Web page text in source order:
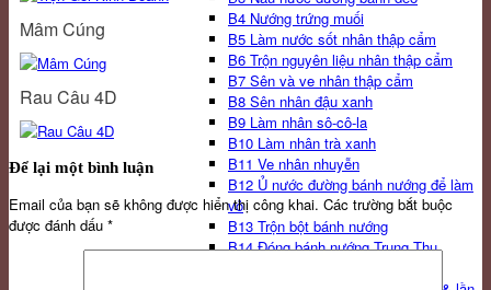
B4 Nướng trứng muối
B5 Làm nước sốt nhân thập cẩm
B6 Trộn nguyên liệu nhân thập cẩm
B7 Sên và ve nhân thập cẩm
B8 Sên nhân đậu xanh
B9 Làm nhân sô-cô-la
B10 Làm nhân trà xanh
B11 Ve nhân nhuyễn
B12 Ủ nước đường bánh nướng để làm
vỏ
B13 Trộn bột bánh nướng
B14 Đóng bánh nướng Trung Thu
Mâm Cúng
Rau Câu 4D
Để lại một bình luận
Email của bạn sẽ không được hiển thị công khai. Các trường bắt buộc
được đánh dấu *